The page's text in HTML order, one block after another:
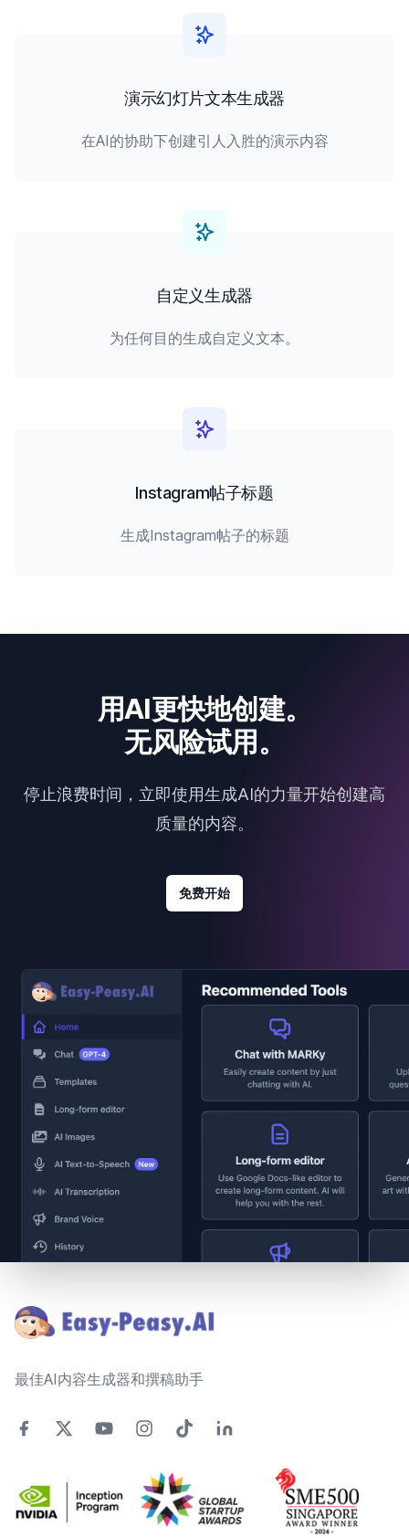
演示幻灯片文本生成器
在AI的协助下创建引人入胜的演示内容
自定义生成器
为任何目的生成自定义文本。
Instagram帖子标题
生成Instagram帖子的标题
用AI更快地创建。
无风险试用。
停止浪费时间，立即使用生成AI的力量开始创建高
质量的内容。
免费开始
最佳AI内容生成器和撰稿助手